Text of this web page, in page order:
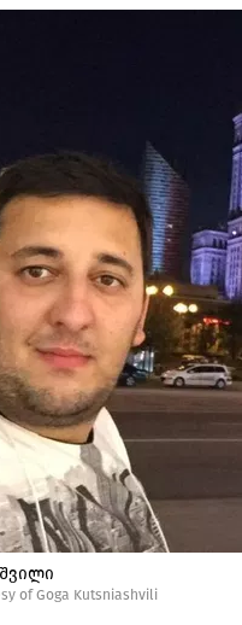
of Goga Kutsniashvili